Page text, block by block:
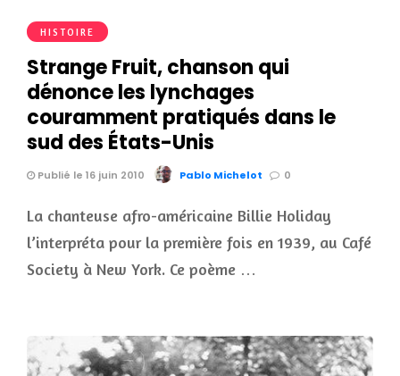
HISTOIRE
Strange Fruit, chanson qui
dénonce les lynchages
couramment pratiqués dans le
sud des États-Unis
Publié le 16 juin 2010 Pablo Michelot 0
La chanteuse afro-américaine Billie Holiday
l’interpréta pour la première fois en 1939, au Café
Society à New York. Ce poème …